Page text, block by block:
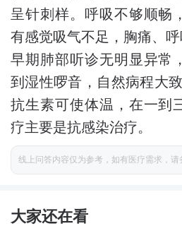
呈针刺样。呼吸不够顺畅
有感觉吸气不足，胸痛、呼
早期肺部听诊无明显异常
到湿性啰音，自然病程大
抗生素可使体温，在一到
疗主要是抗感染治疗。
线上问答内容仅为参考，如有医疗需求，
大家还在看